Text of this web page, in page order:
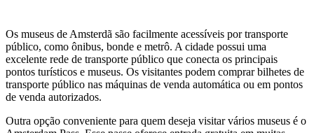
Os museus de Amsterdã são facilmente acessíveis por transporte
público, como ônibus, bonde e metrô. A cidade possui uma
excelente rede de transporte público que conecta os principais
pontos turísticos e museus. Os visitantes podem comprar bilhetes de
transporte público nas máquinas de venda automática ou em pontos
de venda autorizados.
Outra opção conveniente para quem deseja visitar vários museus é o